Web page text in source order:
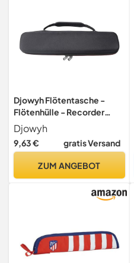
Djowyh Flötentasche -
Flötenhülle - Recorder
Aufbewahrungsbox | EVA
Reißverschluss Mit
Hartschalen Schutzhülle Für
Sopran Anfänger Blockflöte
Djowyh
9,63 € gratis Versand
ZUM ANGEBOT